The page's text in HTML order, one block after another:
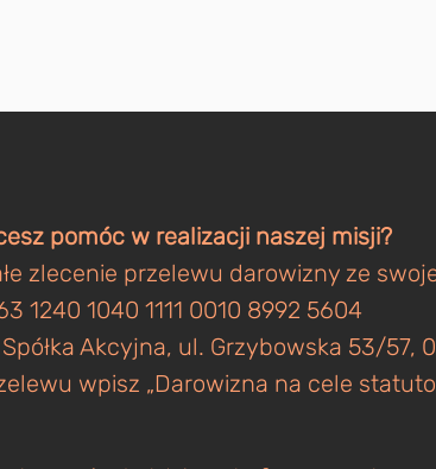
pomóc w realizacji naszej misji?
zlecenie przelewu darowizny ze
1240 1040 1111 0010 8992 5604
Akcyjna, ul. Grzybowska 53/57,
wpisz „Darowizna na cele